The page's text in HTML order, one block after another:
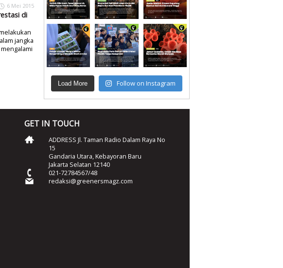
6 Mei 2015
di
jangka
Load More Follow on Instagram
GET IN TOUCH
ADDRESS Jl. Taman Radio Dalam Raya No
15
Gandaria Utara, Kebayoran Baru
Jakarta Selatan 12140
021-72784567/48
redaksi@greenersmagz.com